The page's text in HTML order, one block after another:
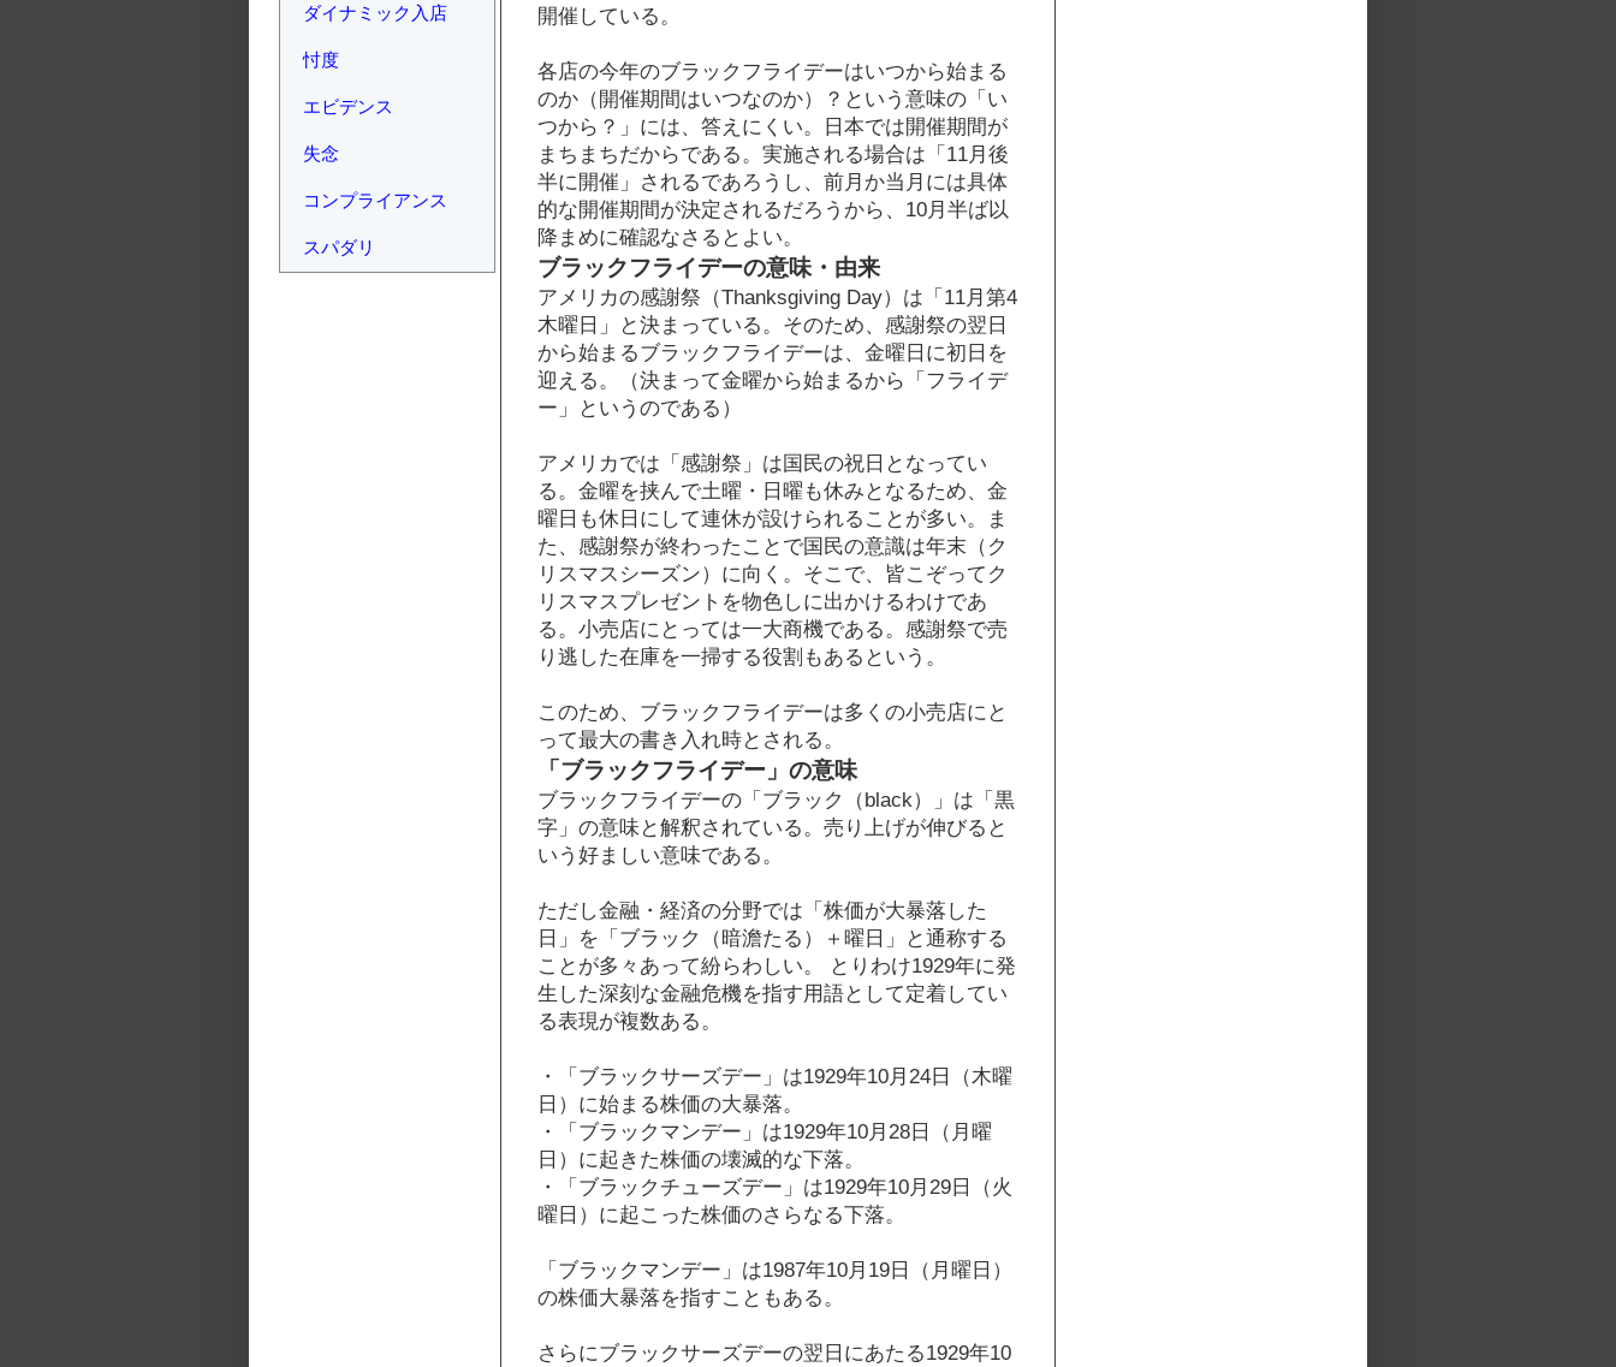
開催している。
各店の今年のブラックフライデーはいつから始まる
のか（開催期間はいつなのか）？という意味の「い
つから？」には、答えにくい。日本では開催期間が
まちまちだからである。実施される場合は「11月後
半に開催」されるであろうし、前月か当月には具体
的な開催期間が決定されるだろうから、10月半ば以
降まめに確認なさるとよい。
ブラックフライデーの意味・由来
アメリカの感謝祭（Thanksgiving Day）は「11月第4
木曜日」と決まっている。そのため、感謝祭の翌日
から始まるブラックフライデーは、金曜日に初日を
迎える。（決まって金曜から始まるから「フライデ
ー」というのである）
アメリカでは「感謝祭」は国民の祝日となってい
る。金曜を挟んで土曜・日曜も休みとなるため、金
曜日も休日にして連休が設けられることが多い。ま
た、感謝祭が終わったことで国民の意識は年末（ク
リスマスシーズン）に向く。そこで、皆こぞってク
リスマスプレゼントを物色しに出かけるわけであ
る。小売店にとっては一大商機である。感謝祭で売
り逃した在庫を一掃する役割もあるという。
このため、ブラックフライデーは多くの小売店にと
って最大の書き入れ時とされる。
「ブラックフライデー」の意味
ブラックフライデーの「ブラック（black）」は「黒
字」の意味と解釈されている。売り上げが伸びると
いう好ましい意味である。
ただし金融・経済の分野では「株価が大暴落した
日」を「ブラック（暗澹たる）＋曜日」と通称する
ことが多々あって紛らわしい。 とりわけ1929年に発
生した深刻な金融危機を指す用語として定着してい
る表現が複数ある。
・「ブラックサーズデー」は1929年10月24日（木曜
日）に始まる株価の大暴落。
・「ブラックマンデー」は1929年10月28日（月曜
日）に起きた株価の壊滅的な下落。
・「ブラックチューズデー」は1929年10月29日（火
曜日）に起こった株価のさらなる下落。
「ブラックマンデー」は1987年10月19日（月曜日）
の株価大暴落を指すこともある。
さらにブラックサーズデーの翌日にあたる1929年10
ダイナミック入店
忖度
エビデンス
失念
コンプライアンス
スパダリ